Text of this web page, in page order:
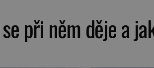
při něm děje a